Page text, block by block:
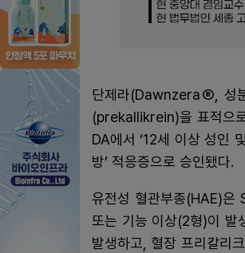
단제라(DawnzeraⓇ, 성
(prekallikrein)을 표적으
DA에서 ‘12세 이상 성인
방’ 적응증으로 승인됐다.
유전성 혈관부종(HAE)은
또는 기능 이상(2형)이 발
발생하고, 혈장 프리칼리